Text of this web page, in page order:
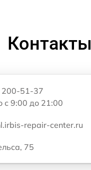
Контакты
200-51-37
с 9:00 до 21:00
repair-center.ru
75